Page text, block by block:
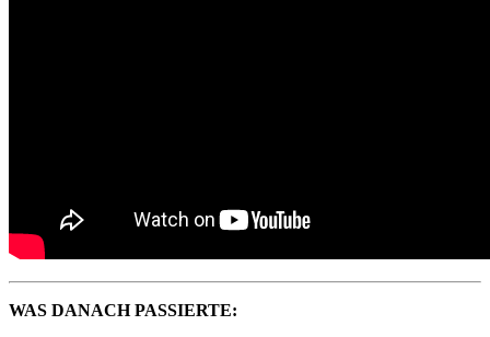
WAS DANACH PASSIERTE: